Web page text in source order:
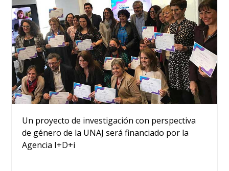
Un proyecto de investigación con perspectiva
de género de la UNAJ será financiado por la
Agencia I+D+i